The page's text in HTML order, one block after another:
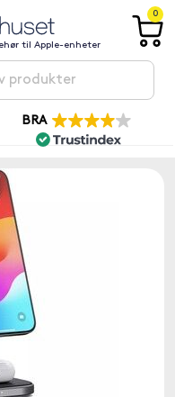
til Apple-enheter
0
BRA